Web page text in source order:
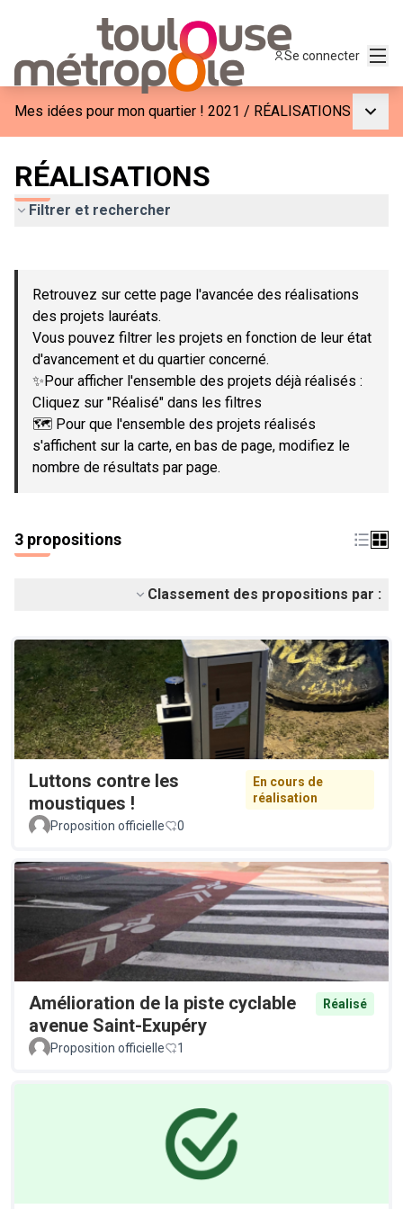
Se connecter
Mes idées pour mon quartier ! 2021 / RÉALISATIONS
RÉALISATIONS
Filtrer et rechercher
−
Retrouvez sur cette page l'avancée des réalisations
des projets lauréats.
Vous pouvez filtrer les projets en fonction de leur état
d'avancement et du quartier concerné.
✨Pour afficher l'ensemble des projets déjà réalisés :
Cliquez sur "Réalisé" dans les filtres
🗺️ Pour que l'ensemble des projets réalisés
s'affichent sur la carte, en bas de page, modifiez le
nombre de résultats par page.
3 propositions
Classement des propositions par :
Luttons contre les
moustiques !
En cours de
réalisation
Proposition officielle
0
Amélioration de la piste cyclable
avenue Saint-Exupéry
Réalisé
Proposition officielle 1